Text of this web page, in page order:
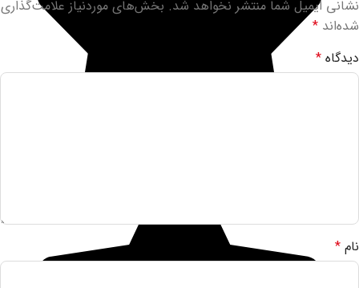
نشانی ایمیل شما منتشر نخواهد شد. بخش‌های موردنیاز علامت‌گذاری
شده‌اند *
دیدگاه *
نام *